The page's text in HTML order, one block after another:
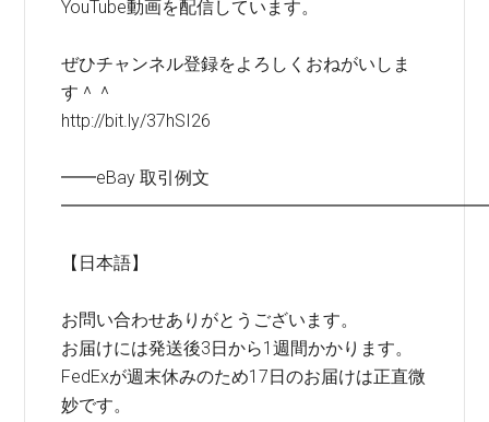
YouTube動画を配信しています。
ぜひチャンネル登録をよろしくおねがいしま
す＾＾
http://bit.ly/37hSI26
━━eBay 取引例文
【日本語】
お問い合わせありがとうございます。
お届けには発送後3日から1週間かかります。
FedExが週末休みのため17日のお届けは正直微
妙です。